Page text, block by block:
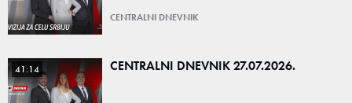
CENTRALNI DNEVNIK
41:14 CENTRALNI DNEVNIK 27.07.2026.